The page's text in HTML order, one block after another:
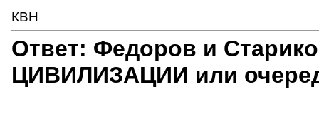
КВН
Ответ: Федоров и
ЦИВИЛИЗАЦИИ или